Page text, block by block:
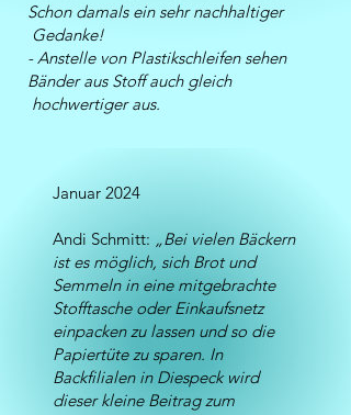
Schon damals ein sehr nachhaltiger
Gedanke!
- Anstelle von Plastikschleifen sehen
Bänder aus Stoff auch gleich
hochwertiger aus.
Januar 2024
Andi Schmitt: „Bei vielen Bäckern
ist es möglich, sich Brot und
Semmeln in eine mitgebrachte
Stofftasche oder Einkaufsnetz
einpacken zu lassen und so die
Papiertüte zu sparen. In
Backfilialen in Diespeck wird
dieser kleine Beitrag zum